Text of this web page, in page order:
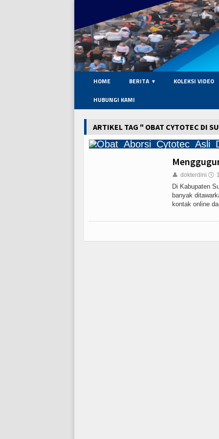
HOME BERITA
KOLEKSI VIDEO
HUBUNGI KAMI
ARTIKEL TAG " OBAT CYTOTEC DI
👤 dokterdini 🕔
Di Kabupaten
banyak
kontak online